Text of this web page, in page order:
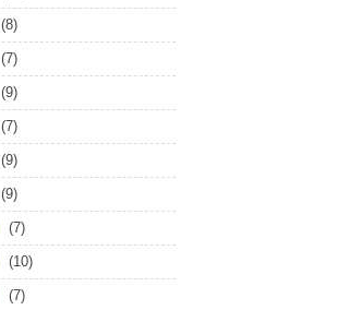
(8)
(7)
(9)
(7)
(9)
(9)
(7)
(10)
(7)